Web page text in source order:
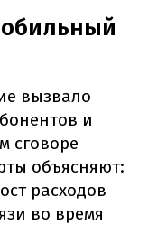
вызвало
и
сговоре
объясняют:
расходов
во время